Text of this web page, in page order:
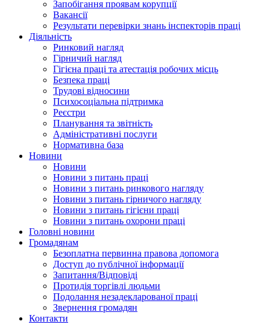
Запобігання проявам корупції
Вакансії
Результати перевірки знань інспекторів праці
Діяльність
Ринковий нагляд
Гірничий нагляд
Гігієна праці та атестація робочих місць
Безпека праці
Трудові відносини
Психосоціальна підтримка
Реєстри
Планування та звітність
Адміністративні послуги
Нормативна база
Новини
Новини
Новини з питань праці
Новини з питань ринкового нагляду
Новини з питань гірничого нагляду
Новини з питань гігієни праці
Новини з питань охорони праці
Головні новини
Громадянам
Безоплатна первинна правова допомога
Доступ до публічної інформації
Запитання/Відповіді
Протидія торгівлі людьми
Подолання незадекларованої праці
Звернення громадян
Контакти